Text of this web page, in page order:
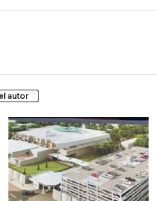
autor